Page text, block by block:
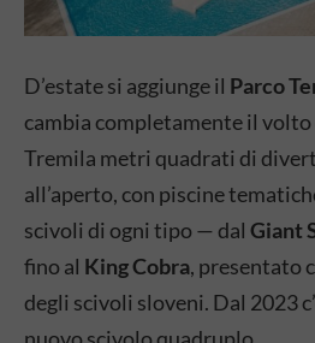
D’estate si aggiunge il Parco
cambia completamente il
Tremila metri quadrati di
all’aperto, con piscine
scivoli di ogni tipo — dal Giant
fino al King Cobra, presentato
degli scivoli sloveni. Dal 2023